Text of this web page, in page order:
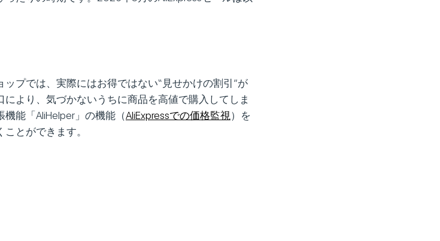
プでは、実際にはお得ではない“見せかけの割引”が
より、気づかないうちに商品を高値で購入してしま
能「AliHelper」の機能（AliExpressでの価格監視 ）を
とができます。